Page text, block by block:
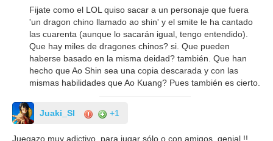
Fijate como el LOL quiso sacar a un personaje que fuera
'un dragon chino llamado ao shin' y el smite le ha cantado
las cuarenta (aunque lo sacarán igual, tengo entendido).
Que hay miles de dragones chinos? si. Que pueden
haberse basado en la misma deidad? también. Que han
hecho que Ao Shin sea una copia descarada y con las
mismas habilidades que Ao Kuang? Pues también es cierto.
Juaki_SI +1
Juegazo muy adictivo, para jugar sólo o con amigos, genial !!